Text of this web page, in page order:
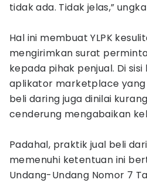
tidak ada. Tidak jelas,”
Hal ini membuat YLPK
mengirimkan surat
kepada pihak penjual. Di sisi
aplikator marketplace yang
beli daring juga dinilai
cenderung mengabaikan
Padahal, praktik jual beli
memenuhi ketentuan ini
Undang-Undang Nomor 7